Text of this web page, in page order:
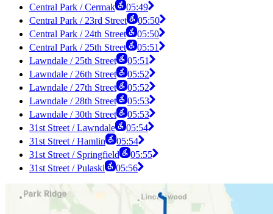
Central Park / Cermak
05:49
Central Park / 23rd Street
05:50
Central Park / 24th Street
05:50
Central Park / 25th Street
05:51
Lawndale / 25th Street
05:51
Lawndale / 26th Street
05:52
Lawndale / 27th Street
05:52
Lawndale / 28th Street
05:53
Lawndale / 30th Street
05:53
31st Street / Lawndale
05:54
31st Street / Hamlin
05:54
31st Street / Springfield
05:55
31st Street / Pulaski
05:56